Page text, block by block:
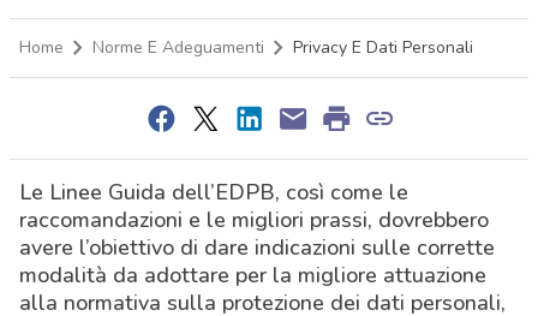
Home Norme E Adeguamenti Privacy E Dati Personali
Le Linee Guida dell’EDPB, così come le
raccomandazioni e le migliori prassi, dovrebbero
avere l’obiettivo di dare indicazioni sulle corrette
modalità da adottare per la migliore attuazione
alla normativa sulla protezione dei dati personali,